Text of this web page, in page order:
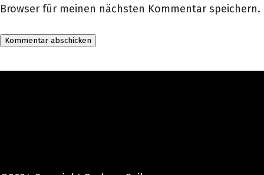
Browser für meinen nächsten Kommentar speichern.